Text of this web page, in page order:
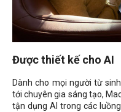
Được thiết kế cho AI
Dành cho mọi người từ
tới chuyên gia sáng tạo,
tận dụng AI trong các